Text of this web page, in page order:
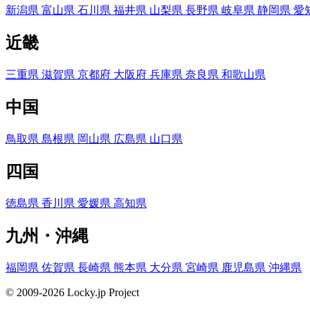
新潟県 富山県 石川県 福井県 山梨県 長野県 岐阜県 静岡県 愛
近畿
三重県 滋賀県 京都府 大阪府 兵庫県 奈良県 和歌山県
中国
鳥取県 島根県 岡山県 広島県 山口県
四国
徳島県 香川県 愛媛県 高知県
九州・沖縄
福岡県 佐賀県 長崎県 熊本県 大分県 宮崎県 鹿児島県 沖縄県
© 2009-2026 Locky.jp Project